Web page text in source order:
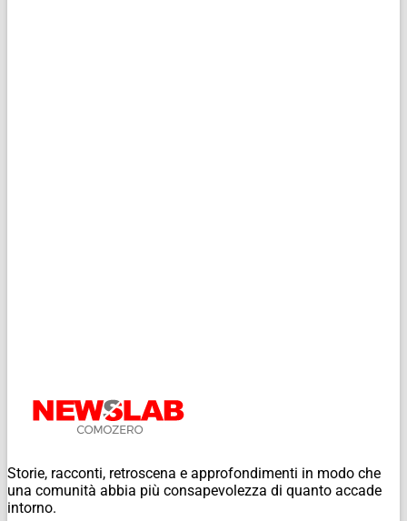
Storie, racconti, retroscena e approfondimenti in modo che
una comunità abbia più consapevolezza di quanto accade
intorno.